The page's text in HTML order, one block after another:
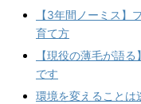
【3年間ノーミス】
育て方
【現役の薄毛が語
です
環境を変えること